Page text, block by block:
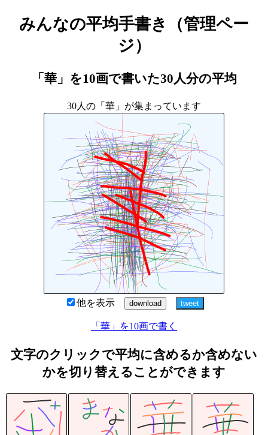
みんなの平均手書き（管理ペー
ジ）
「華」を10画で書いた30人分の平均
30人の「華」が集まっています
他を表示
「華」を10画で書く
文字のクリックで平均に含めるか含めない
かを切り替えることができます